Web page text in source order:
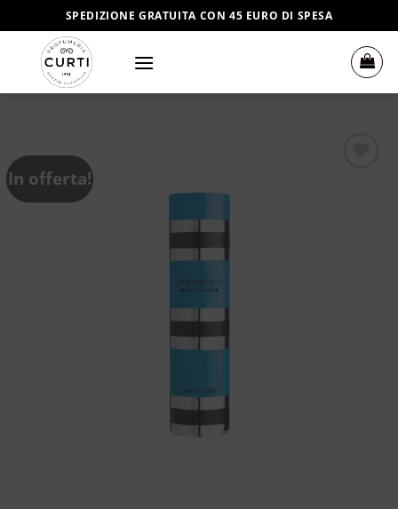
ai
contenuti
SPEDIZIONE GRATUITA CON 45 EURO DI SPESA
In offerta!